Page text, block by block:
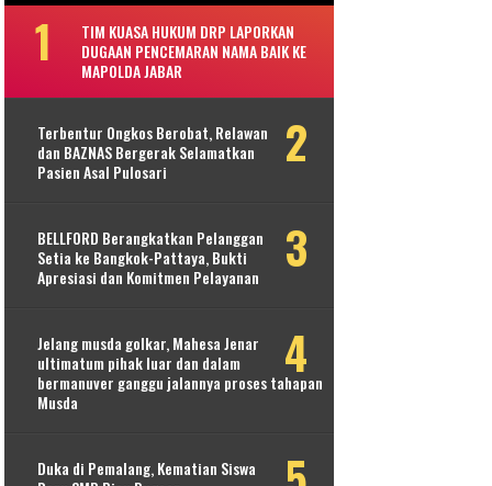
TIM KUASA HUKUM DRP LAPORKAN
DUGAAN PENCEMARAN NAMA BAIK KE
MAPOLDA JABAR
Terbentur Ongkos Berobat, Relawan
dan BAZNAS Bergerak Selamatkan
Pasien Asal Pulosari
BELLFORD Berangkatkan Pelanggan
Setia ke Bangkok-Pattaya, Bukti
Apresiasi dan Komitmen Pelayanan
Jelang musda golkar, Mahesa Jenar
ultimatum pihak luar dan dalam
bermanuver ganggu jalannya proses tahapan
Musda
Duka di Pemalang, Kematian Siswa